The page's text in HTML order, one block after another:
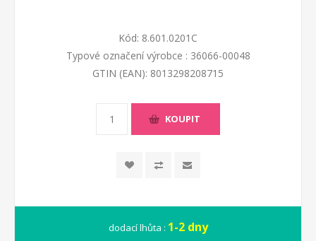
Kód: 8.601.0201C
Typové označení výrobce : 36066-00048
GTIN (EAN): 8013298208715
KOUPIT
dodací lhůta : 1-2 dny